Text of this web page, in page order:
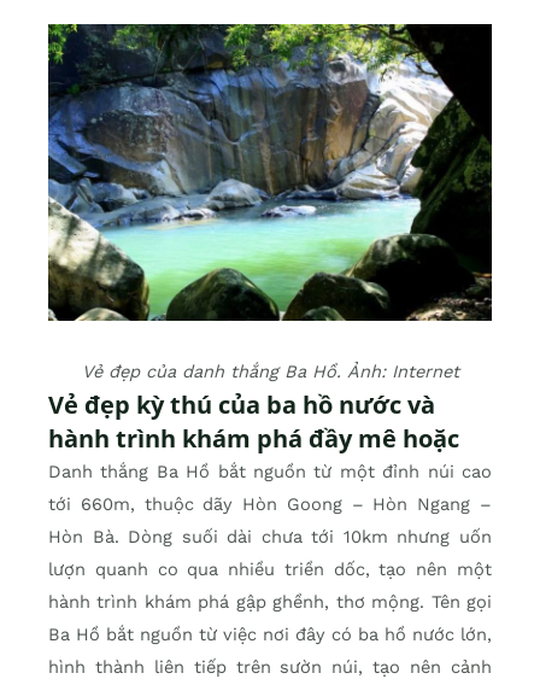
Vẻ đẹp của danh thắng Ba Hồ. Ảnh: Internet
Vẻ đẹp kỳ thú của ba hồ nước và
hành trình khám phá đầy mê hoặc
Danh thắng Ba Hồ bắt nguồn từ một đỉnh núi cao
tới 660m, thuộc dãy Hòn Goong – Hòn Ngang –
Hòn Bà. Dòng suối dài chưa tới 10km nhưng uốn
lượn quanh co qua nhiều triền dốc, tạo nên một
hành trình khám phá gập ghềnh, thơ mộng. Tên gọi
Ba Hồ bắt nguồn từ việc nơi đây có ba hồ nước lớn,
hình thành liên tiếp trên sườn núi, tạo nên cảnh